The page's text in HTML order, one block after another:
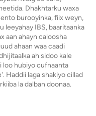
Dhakhtarku waxa
burooyinka, fiix weyn,
leeyahay IBS, baaritaanka
aan ahayn caloosha
ahaan waa caadi
ah sidoo kale
loo hubiyo cufnaanta
Haddii laga shakiyo cillad
la dalban doonaa.